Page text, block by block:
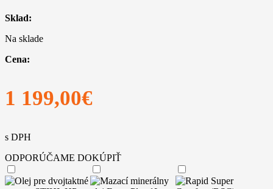
Sklad:
Na sklade
Cena:
1 199,00€
s DPH
ODPORÚČAME DOKÚPIŤ